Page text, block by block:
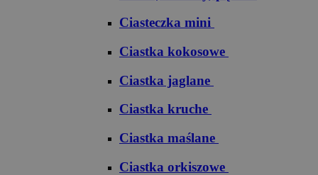
Ciasteczka mini
Ciastka kokosowe
Ciastka jaglane
Ciastka kruche
Ciastka maślane
Ciastka orkiszowe